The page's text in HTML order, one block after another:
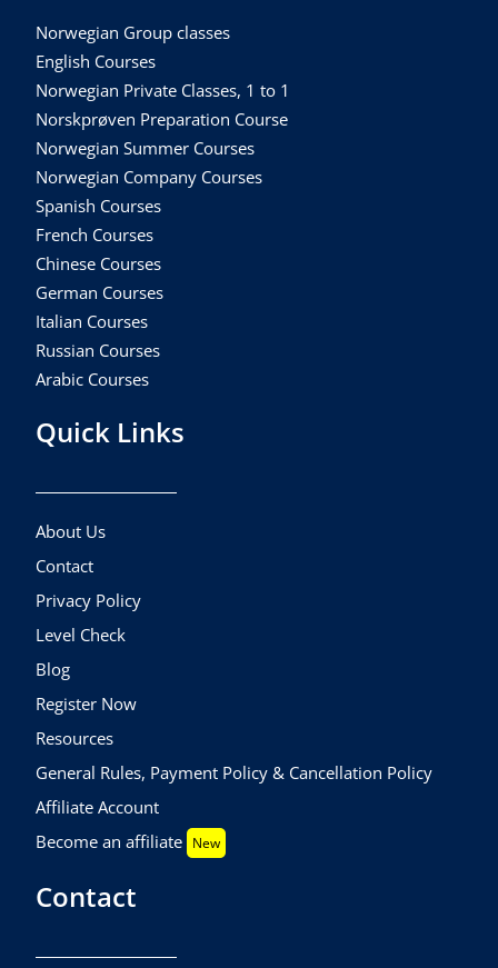
Norwegian Group classes
English Courses
Norwegian Private Classes, 1 to 1
Norskprøven Preparation Course
Norwegian Summer Courses
Norwegian Company Courses
Spanish Courses
French Courses
Chinese Courses
German Courses
Italian Courses
Russian Courses
Arabic Courses
Quick Links
About Us
Contact
Privacy Policy
Level Check
Blog
Register Now
Resources
General Rules, Payment Policy & Cancellation Policy
Affiliate Account
Become an affiliate New
Contact